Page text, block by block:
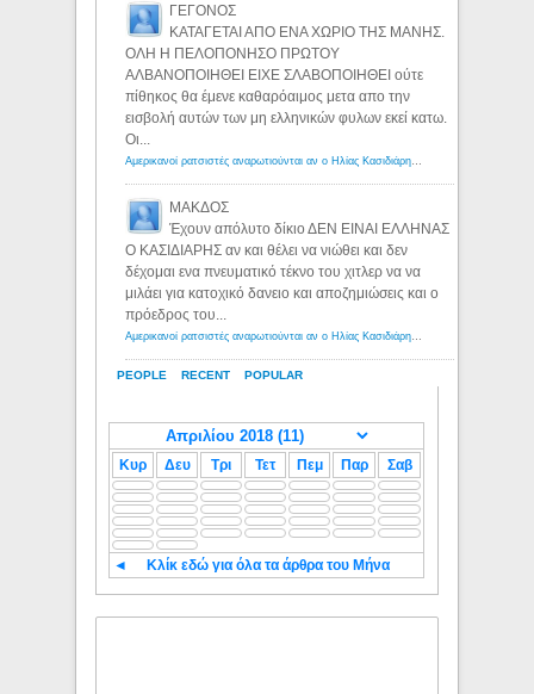
PEOPLE RECENT POPULAR
ΓΕΓΟΝΟΣ
ΚΑΤΑΓΕΤΑΙ ΑΠΟ ΕΝΑ ΧΩΡΙΟ ΤΗΣ ΜΑΝΗΣ.
ΟΛΗ Η ΠΕΛΟΠΟΝΗΣΟ ΠΡΩΤΟΥ
ΑΛΒΑΝΟΠΟΙΗΘΕΙ ΕΙΧΕ ΣΛΑΒΟΠΟΙΗΘΕΙ ούτε
πίθηκος θα έμενε καθαρόαιμος μετα απο την
εισβολή αυτών των μη ελληνικών φυλων εκεί κατω.
Οι...
ΜΑΚΔΟΣ
Έχουν απόλυτο δίκιο ΔΕΝ ΕΙΝΑΙ ΕΛΛΗΝΑΣ
Ο ΚΑΣΙΔΙΑΡΗΣ αν και θέλει να νιώθει και δεν
δέχομαι ενα πνευματικό τέκνο του χιτλερ να να
μιλάει για κατοχικό δανειο και αποζημιώσεις και ο
πρόεδρος του...
Κυρ Δευ Τρι Τετ Πεμ Παρ Σαβ
◄ Κλίκ εδώ για όλα τα άρθρα του Μήνα